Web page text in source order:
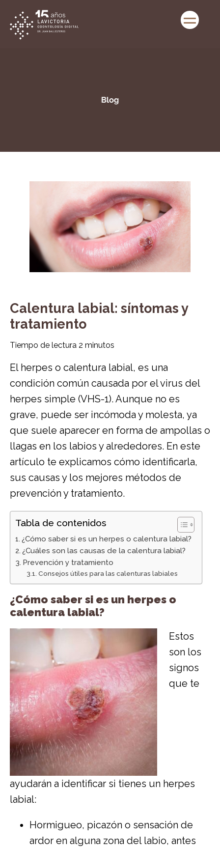
Calentura labial: síntomas y
tratamiento
Tiempo de lectura 2 minutos
El herpes o calentura labial, es una
condición común causada por el virus del
herpes simple (VHS-1). Aunque no es
grave, puede ser incómoda y molesta, ya
que suele aparecer en forma de ampollas o
llagas en los labios y alrededores. En este
artículo te explicamos cómo identificarla,
sus causas y los mejores métodos de
prevención y tratamiento.
Tabla de contenidos
¿Cómo saber si es un herpes o calentura labial?
¿Cuáles son las causas de la calentura labial?
Prevención y tratamiento
Consejos útiles para las calenturas labiales
¿Cómo saber si es un herpes o
calentura labial?
Estos
son los
signos
que te
ayudarán a identificar si tienes un herpes
labial:
Hormigueo, picazón o sensación de
ardor en alguna zona del labio, antes